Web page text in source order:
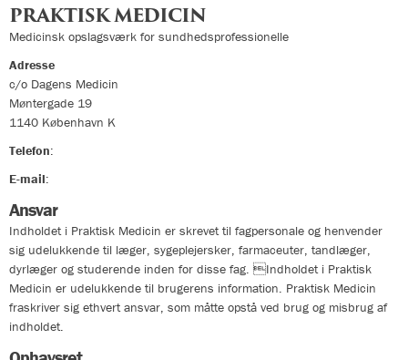
PRAKTISK MEDICIN
Medicinsk opslagsværk for sundhedsprofessionelle
Adresse
c/o Dagens Medicin
Møntergade 19
1140 København K
Telefon:
E-mail:
Ansvar
Indholdet i Praktisk Medicin er skrevet til fagpersonale og henvender
sig udelukkende til læger, sygeplejersker, farmaceuter, tandlæger,
dyrlæger og studerende inden for disse fag. Indholdet i Praktisk
Medicin er udelukkende til brugerens information. Praktisk Medicin
fraskriver sig ethvert ansvar, som måtte opstå ved brug og misbrug af
indholdet.